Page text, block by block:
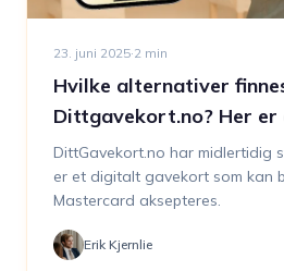
23. juni 2025·2 min
Hvilke alternativer
Dittgavekort.no? Her er
løsningene i 2025
DittGavekort.no har midlertidig
er et digitalt gavekort som kan
Mastercard aksepteres.
Erik Kjernlie